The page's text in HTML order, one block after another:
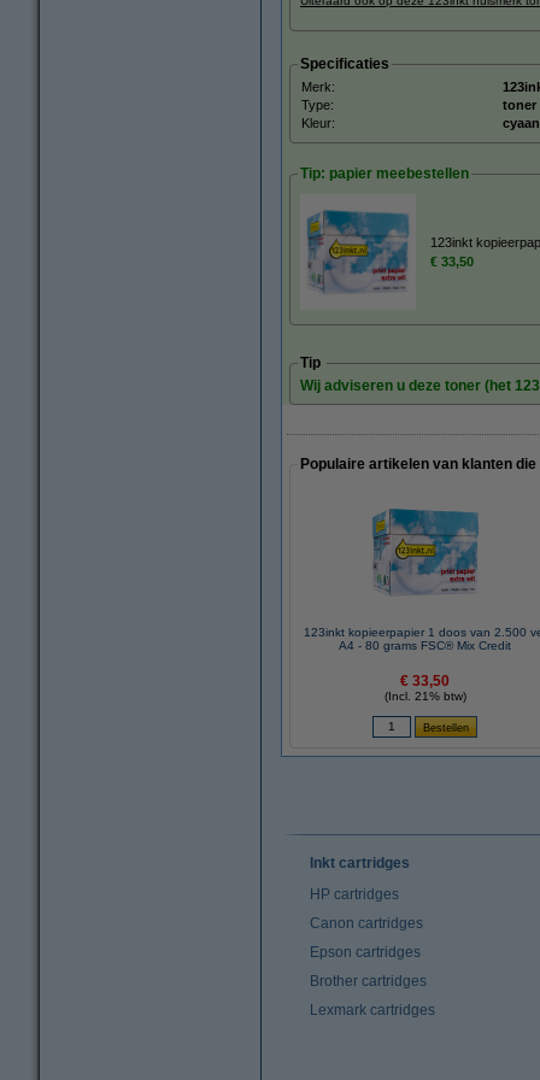
Specificaties
Merk:
Type:
toner
Kleur:
cyaan
Tip: papier meebestellen
123inkt
€ 33,50
Tip
Wij adviseren u deze toner (het
Populaire artikelen van klanten
123inkt kopieerpapier 1 doos van 2.500
A4 - 80 grams FSC® Mix Credit
€ 33,50
(Incl. 21% btw)
Inkt cartridges
HP cartridges
Canon cartridges
Epson cartridges
Brother cartridges
Lexmark cartridges